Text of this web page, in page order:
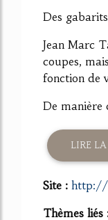
Des
Jean Marc
coupes,
fonction de
De manière
LIRE
Site : http://
Thèmes liés